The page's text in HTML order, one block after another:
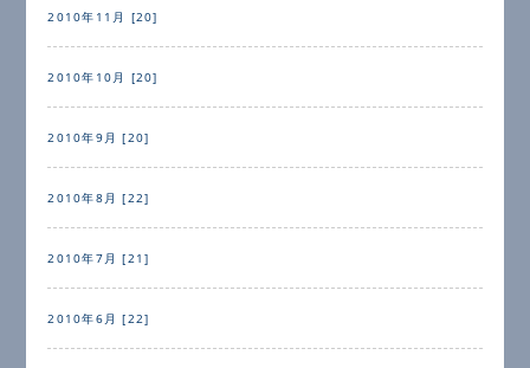
2010年11月 [20]
2010年10月 [20]
2010年9月 [20]
2010年8月 [22]
2010年7月 [21]
2010年6月 [22]